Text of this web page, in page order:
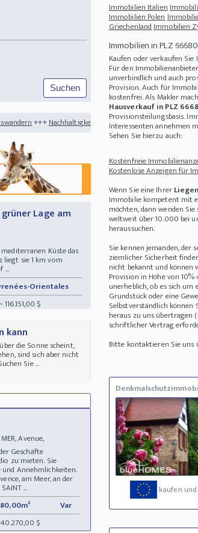
+++Energiekrise - So können Sie zu Hause Gas
Lage am
Küste das
liegt sie 1 km vom
...
Orientales
116.151,00 $
kann
die Sonne scheint,
sind sich aber nicht
Sie ...
Avenue,
Geschäfte
zu mieten. Sie
Annehmlichkeiten.
am Meer, an der
...
Var
$
Immobilien Italien
Immobilien Polen
GriechenlandImmobilien
Immobilien in PLZ 66680
Kaufen oder verkaufen Sie
Für den
unverbindlich und auch
Provision. Auch für
kostenfrei. Als Makler
Hausverkauf in PLZ
Provisionsteilungsbasis.
Interessenten annehmen
Sehen Sie hierzu auch:
Kostenfreie
Kostenlose Anzeigen für
Wenn Sie eine Ihrer
Immobilie kompetent mit
möchten, dann wenden
weltweit über 10.000 bei
heraussuchen.
Sie kennen jemanden, der
ziemlicher Sicherheit
nicht bekannt und können
Provision in Höhe von
unerheblich, ob es sich um
Grundstück oder eine
Selbstverständlich
heraus zu uns übertragen
schriftlicher Vertrag
Bitte kontaktieren Sie uns
kaufen